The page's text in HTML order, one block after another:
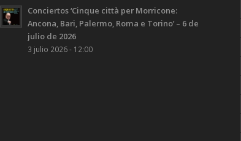
Conciertos ‘Cinque città per Morricone:
Ancona, Bari, Palermo, Roma e Torino’ – 6 de
julio de 2026
3 julio 2026 - 12:00